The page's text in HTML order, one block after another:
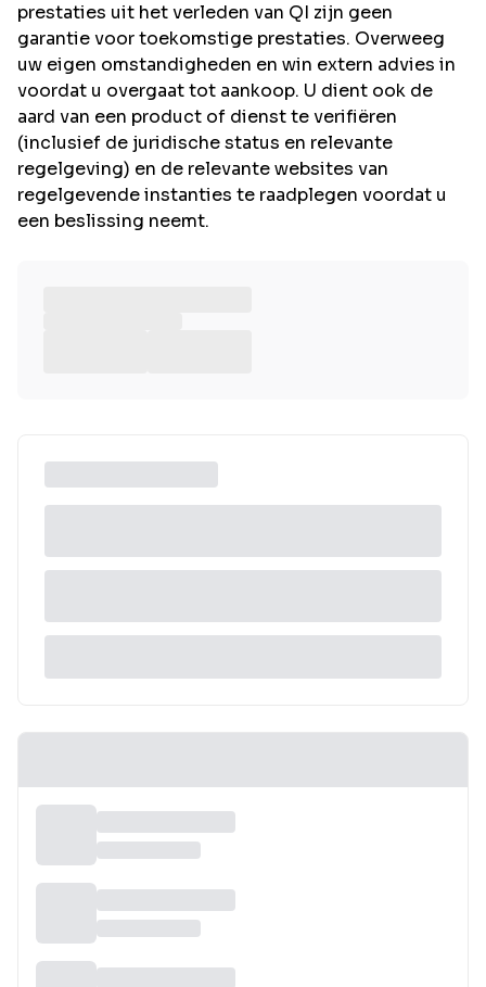
prestaties uit het verleden van QI zijn geen
garantie voor toekomstige prestaties. Overweeg
uw eigen omstandigheden en win extern advies in
voordat u overgaat tot aankoop. U dient ook de
aard van een product of dienst te verifiëren
(inclusief de juridische status en relevante
regelgeving) en de relevante websites van
regelgevende instanties te raadplegen voordat u
een beslissing neemt.